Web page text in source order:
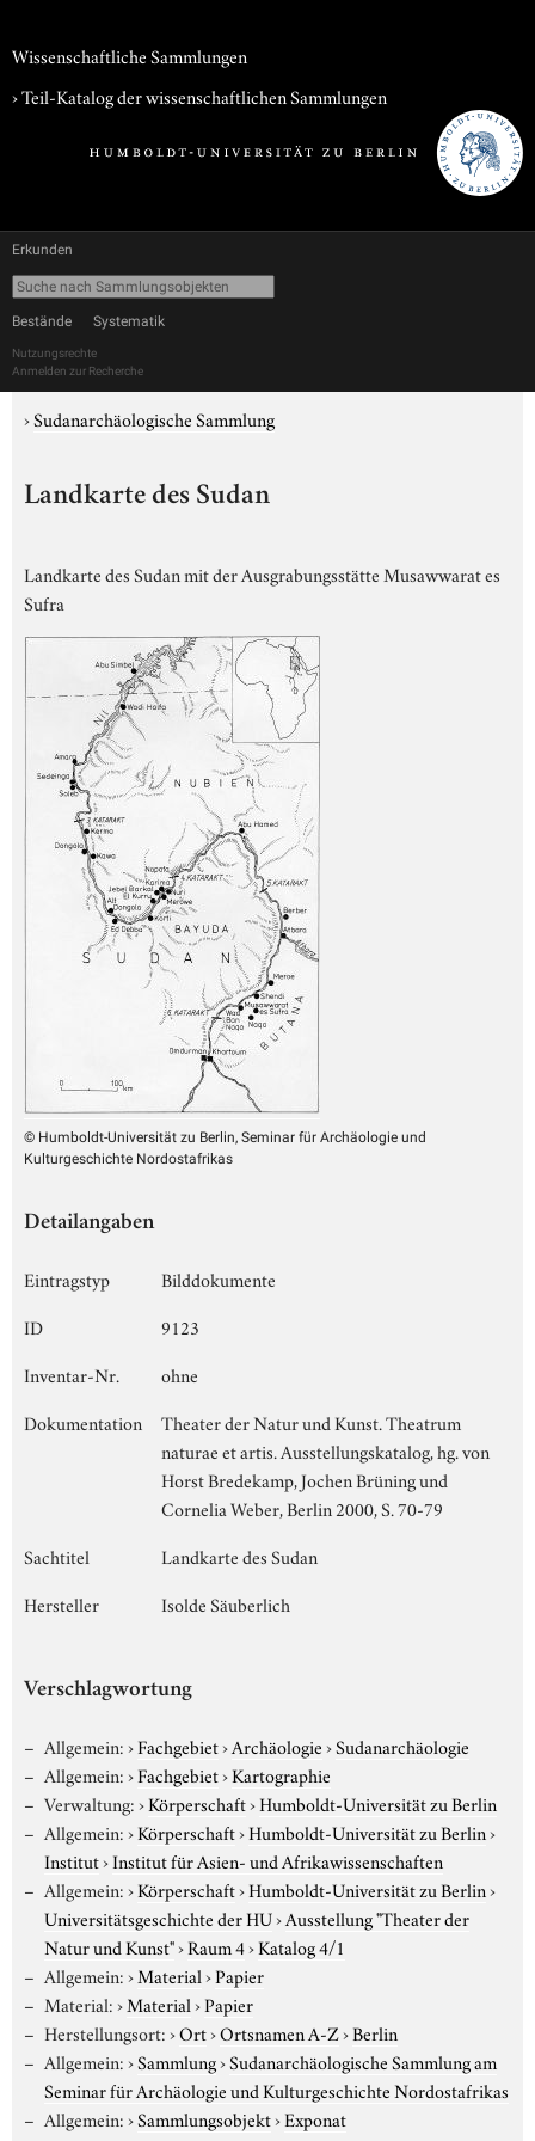
Wissenschaftliche Sammlungen
› Teil-Katalog der wissenschaftlichen Sammlungen
Erkunden
Bestände Systematik
Nutzungsrechte
Anmelden zur Recherche
›Sudanarchäologische Sammlung
Landkarte des Sudan
Landkarte des Sudan mit der Ausgrabungsstätte Musawwarat es
Sufra
© Humboldt-Universität zu Berlin, Seminar für Archäologie und
Kulturgeschichte Nordostafrikas
Detailangaben
Eintragstyp
Bilddokumente
ID
9123
Inventar-Nr.
ohne
Dokumentation
Theater der Natur und Kunst. Theatrum
naturae et artis. Ausstellungskatalog, hg. von
Horst Bredekamp, Jochen Brüning und
Cornelia Weber, Berlin 2000, S. 70-79
Sachtitel
Landkarte des Sudan
Hersteller
Isolde Säuberlich
Verschlagwortung
Allgemein:›Fachgebiet›Archäologie›Sudanarchäologie
Allgemein:›Fachgebiet›Kartographie
Verwaltung:›Körperschaft›Humboldt-Universität zu Berlin
Allgemein:›Körperschaft›Humboldt-Universität zu Berlin›
Institut›Institut für Asien- und Afrikawissenschaften
Allgemein:›Körperschaft›Humboldt-Universität zu Berlin›
Universitätsgeschichte der HU›Ausstellung "Theater der
Natur und Kunst"›Raum 4›Katalog 4/1
Allgemein:›Material›Papier
Material:›Material›Papier
Herstellungsort:›Ort›Ortsnamen A-Z›Berlin
Allgemein:›Sammlung›Sudanarchäologische Sammlung am
Seminar für Archäologie und Kulturgeschichte Nordostafrikas
Allgemein:›Sammlungsobjekt›Exponat